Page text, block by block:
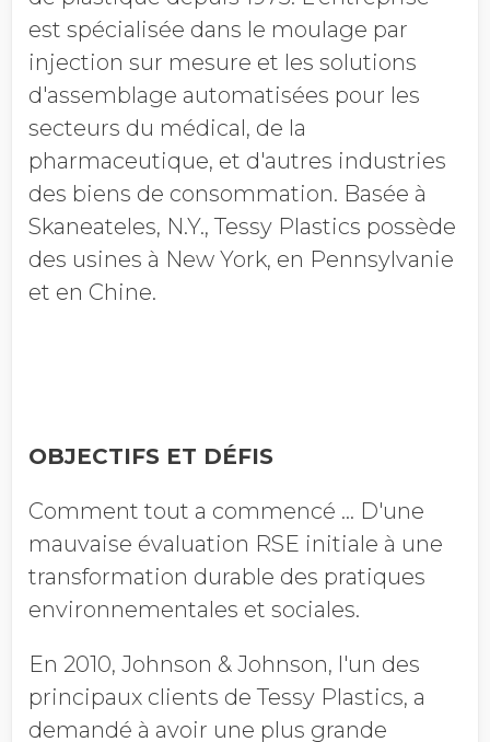
est spécialisée dans le moulage par
injection sur mesure et les solutions
d'assemblage automatisées pour les
secteurs du médical, de la
pharmaceutique, et d'autres industries
des biens de consommation. Basée à
Skaneateles, N.Y., Tessy Plastics possède
des usines à New York, en Pennsylvanie
et en Chine.
OBJECTIFS ET DÉFIS
Comment tout a commencé … D'une
mauvaise évaluation RSE initiale à une
transformation durable des pratiques
environnementales et sociales.
En 2010, Johnson & Johnson, l'un des
principaux clients de Tessy Plastics, a
demandé à avoir une plus grande